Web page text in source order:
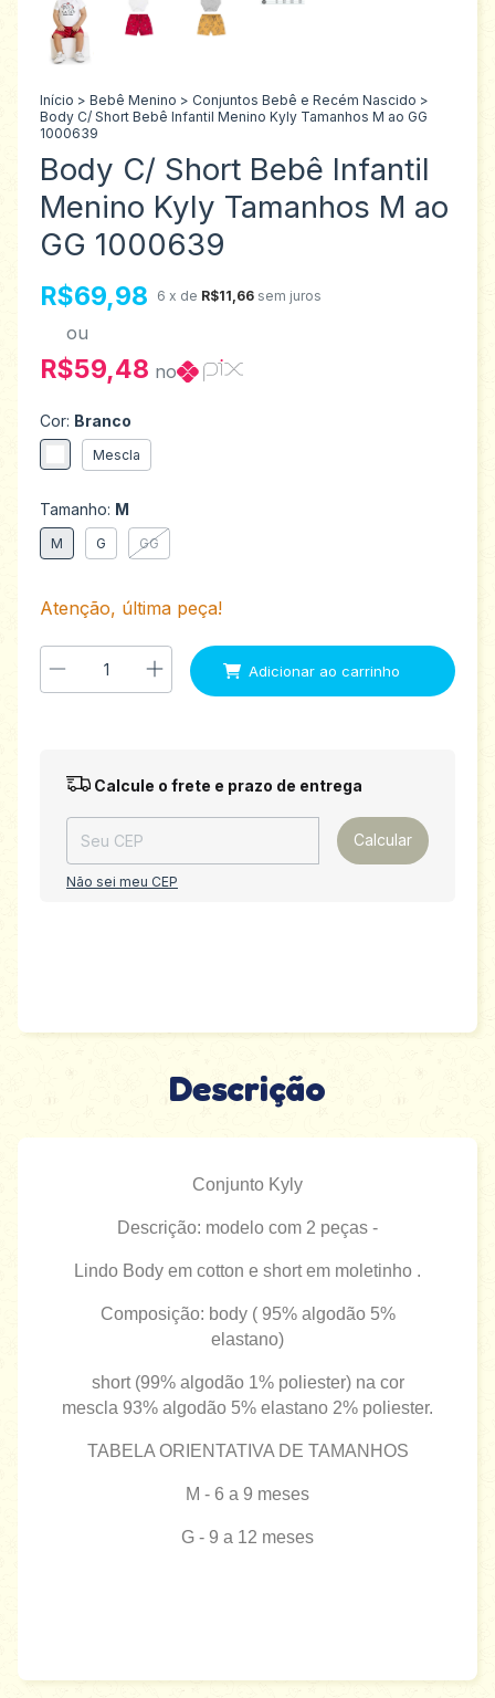
Início > Bebê Menino > Conjuntos Bebê e Recém Nascido >
Body C/ Short Bebê Infantil Menino Kyly Tamanhos M ao GG
1000639
Body C/ Short Bebê Infantil
Menino Kyly Tamanhos M ao
GG 1000639
R$69,98 6 x de R$11,66 sem juros
ou
R$59,48 no
Cor: Branco
Mescla
Tamanho: M
M G GG
Atenção, última peça!
Entregas para o CEP: Alterar CEP
Calcule o frete e prazo de entrega
Calcular
Não sei meu CEP
Descrição
Conjunto Kyly
Descrição: modelo com 2 peças -
Lindo Body em cotton e short em moletinho .
Composição: body ( 95% algodão 5%
elastano)
short (99% algodão 1% poliester) na cor
mescla 93% algodão 5% elastano 2% poliester.
TABELA ORIENTATIVA DE TAMANHOS
M - 6 a 9 meses
G - 9 a 12 meses